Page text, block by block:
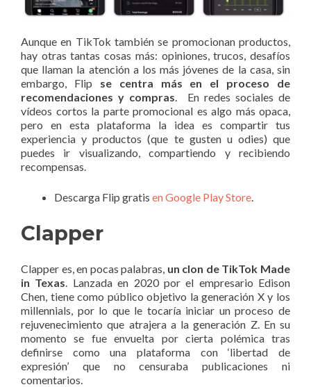
Aunque en TikTok también se promocionan productos,
hay otras tantas cosas más: opiniones, trucos, desafíos
que llaman la atención a los más jóvenes de la casa, sin
embargo, Flip se centra más en el proceso de
recomendaciones y compras . En redes sociales de
vídeos cortos la parte promocional es algo más opaca,
pero en esta plataforma la idea es compartir tus
experiencia y productos (que te gusten u odies) que
puedes ir visualizando, compartiendo y recibiendo
recompensas.
Descarga Flip gratis en Google Play Store
Clapper
Clapper es, en pocas palabras, un clon de TikTok Made
in Texas . Lanzada en 2020 por el empresario Edison
Chen, tiene como público objetivo la generación X y los
millennials, por lo que le tocaría iniciar un proceso de
rejuvenecimiento que atrajera a la generación Z. En su
momento se fue envuelta por cierta polémica tras
definirse como una plataforma con ‘libertad de
expresión’ que no censuraba publicaciones ni
comentarios.